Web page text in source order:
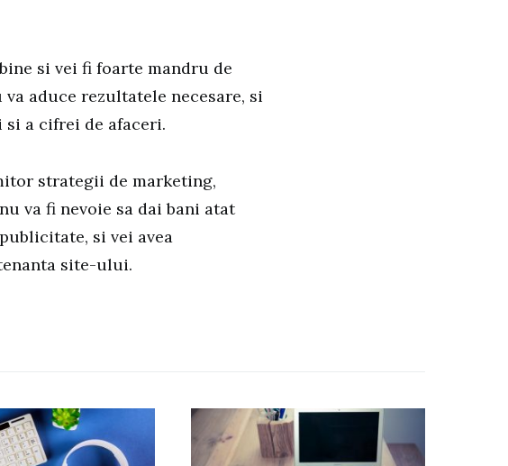
si vei fi foarte mandru de
aduce rezultatele necesare, si
a cifrei de afaceri.
strategii de marketing,
va fi nevoie sa dai bani atat
si vei avea
site-ului.